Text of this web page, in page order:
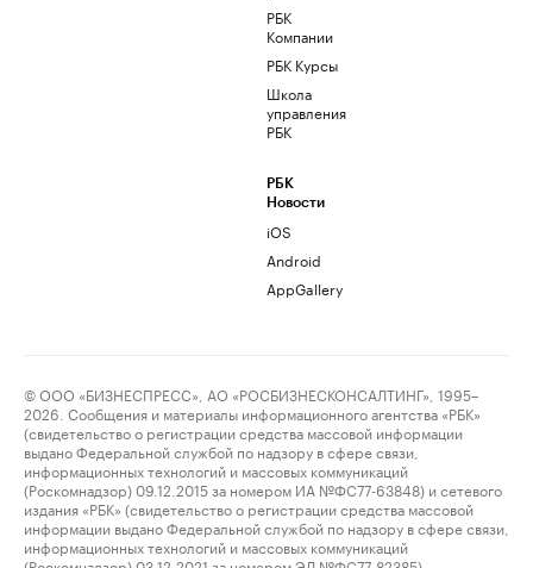
РБК
Компании
РБК Курсы
Школа
управления
РБК
РБК
Новости
iOS
Android
AppGallery
© ООО «БИЗНЕСПРЕСС», АО «РОСБИЗНЕСКОНСАЛТИНГ», 1995–
2026. Сообщения и материалы информационного агентства «РБК»
(свидетельство о регистрации средства массовой информации
выдано Федеральной службой по надзору в сфере связи,
информационных технологий и массовых коммуникаций
(Роскомнадзор) 09.12.2015 за номером ИА №ФС77-63848) и сетевого
издания «РБК» (свидетельство о регистрации средства массовой
информации выдано Федеральной службой по надзору в сфере связи,
информационных технологий и массовых коммуникаций